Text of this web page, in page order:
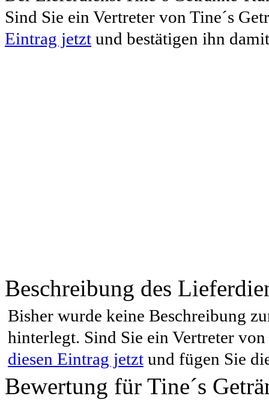
Sind Sie ein Vertreter von Tine´s
Eintrag jetzt und bestätigen ihn
Beschreibung des
Bisher wurde keine Beschreibung
hinterlegt. Sind Sie ein Vertreter
diesen Eintrag jetzt und fügen Sie
Bewertung für Tine´s